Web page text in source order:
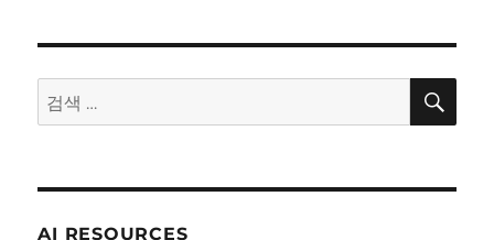
할
있
검
색:
검
AI RESOURCES